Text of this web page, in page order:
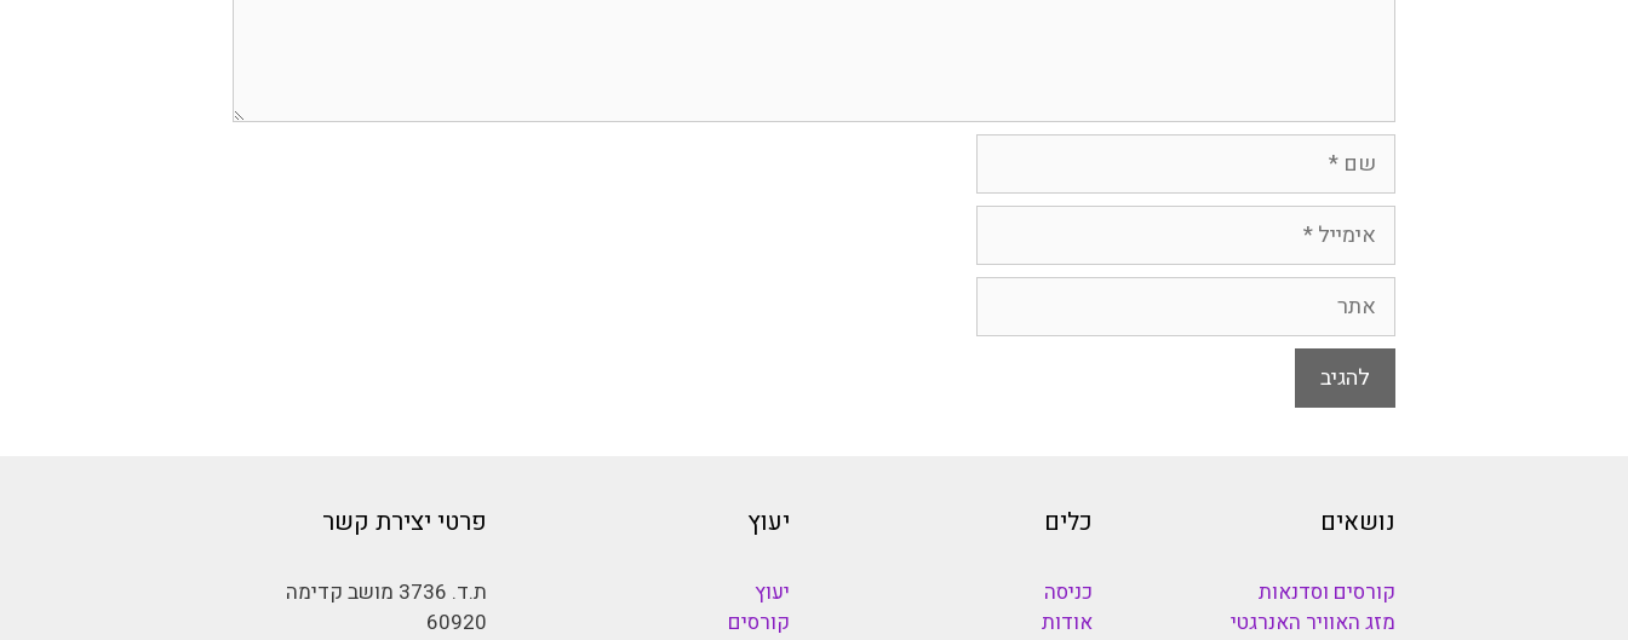
נושאים
קורסים וסדנאות
מזג האוויר האנרגטי
כלים
כניסה
אודות
יעוץ
יעוץ
קורסים
פרטי יצירת קשר
ת.ד. 3736 מושב קדימה
60920